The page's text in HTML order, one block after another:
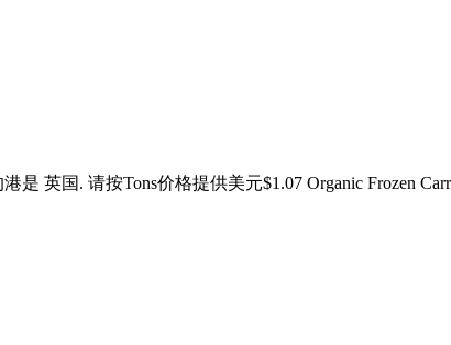
是 英国. 请按Tons价格提供美元$1.07 Organic Frozen